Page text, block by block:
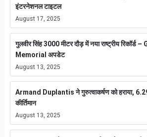
इंटरनेशनल टाइटल
August 17, 2025
गुलवीर सिंह 3000 मीटर दौड़ में नया राष्ट्रीय
Memorial अपडेट
August 13, 2025
Armand Duplantis ने गुरुत्वाकर्षण को हराया, 6.29
कीर्तिमान
August 13, 2025